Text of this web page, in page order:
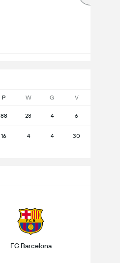
P W G V
88 28 4 6
16 4 4 30
FC Barcelona